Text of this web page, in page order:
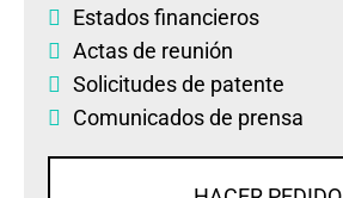
Estados financieros
Actas de reunión
Solicitudes de patente
Comunicados de prensa